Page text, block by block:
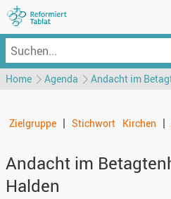
Home Agenda Andacht im
Zielgruppe | Stichwort Kirchen |
Andacht im
Halden